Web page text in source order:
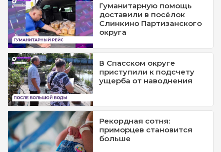
Гуманитарную помощь
доставили в посёлок
Слинкино Партизанского
округа
В Спасском округе
приступили к подсчету
ущерба от наводнения
Рекордная сотня:
приморцев становится
больше